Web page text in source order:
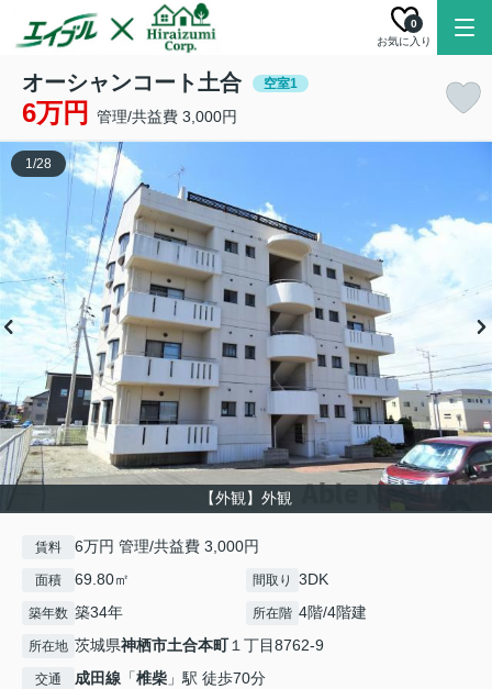
お気に入り
0
オーシャンコート土合 空室1
6万円 管理/共益費 3,000円
【外観】外観
1/28
賃料 6万円 管理/共益費 3,000円
面積 69.80㎡ 間取り 3DK
築年数 築34年 所在階 4階/4階建
所在地 茨城県神栖市土合本町１丁目8762-9
交通 成田線 「椎柴 」駅 徒歩70分